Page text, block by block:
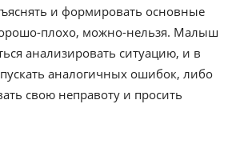
и формировать основные
плохо, можно-нельзя. Малыш
анализировать ситуацию, и в
аналогичных ошибок, либо
свою неправоту и просить